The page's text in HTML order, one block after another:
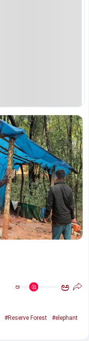
ಅ ಅ
#Reserve Forest
#elephant